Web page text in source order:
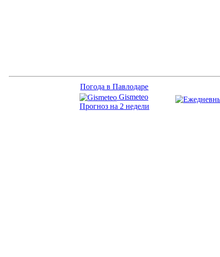
Погода в Павлодаре
Gismeteo
Прогноз на 2 недели